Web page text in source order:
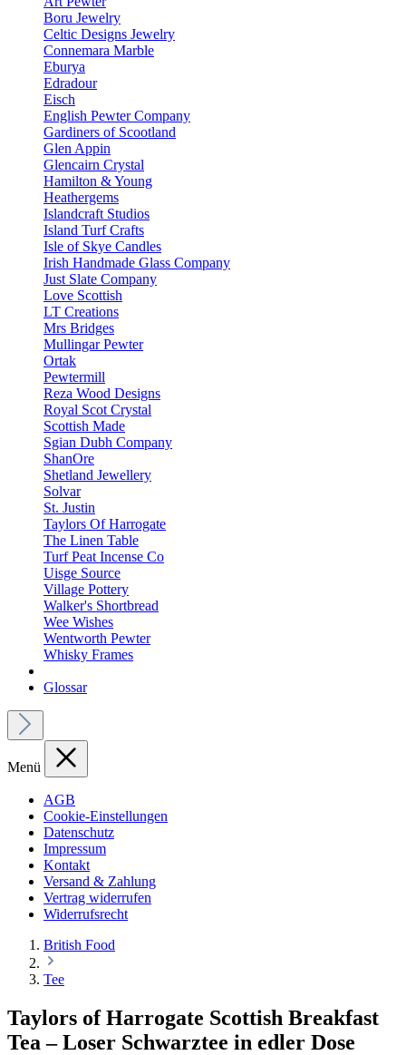
Boru Jewelry
Celtic Designs Jewelry
Connemara Marble
Eburya
Edradour
Eisch
English Pewter Company
Gardiners of Scootland
Glen Appin
Glencairn Crystal
Hamilton & Young
Heathergems
Islandcraft Studios
Island Turf Crafts
Isle of Skye Candles
Irish Handmade Glass Company
Just Slate Company
Love Scottish
LT Creations
Mrs Bridges
Mullingar Pewter
Ortak
Pewtermill
Reza Wood Designs
Royal Scot Crystal
Scottish Made
Sgian Dubh Company
ShanOre
Shetland Jewellery
Solvar
St. Justin
Taylors Of Harrogate
The Linen Table
Turf Peat Incense Co
Uisge Source
Village Pottery
Walker's Shortbread
Wee Wishes
Wentworth Pewter
Whisky Frames
Glossar
Menü
AGB
Cookie-Einstellungen
Datenschutz
Impressum
Kontakt
Versand & Zahlung
Vertrag widerrufen
Widerrufsrecht
British Food
Tee
Taylors of Harrogate Scottish Breakfast
Tea – Loser Schwarztee in edler Dose